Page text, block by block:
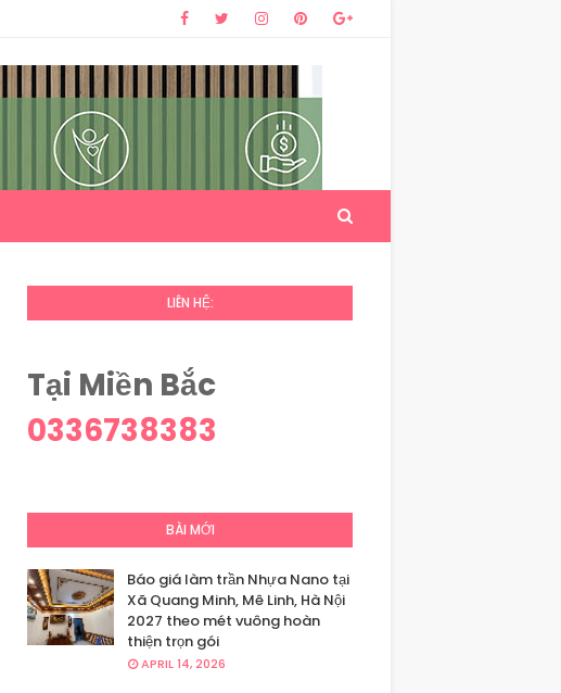
LIÊN HỆ:
Tại Miền Bắc
0336738383
BÀI MỚI
Báo giá làm trần Nhựa Nano tại
Xã Quang Minh, Mê Linh, Hà Nội
2027 theo mét vuông hoàn
thiện trọn gói
APRIL 14, 2026